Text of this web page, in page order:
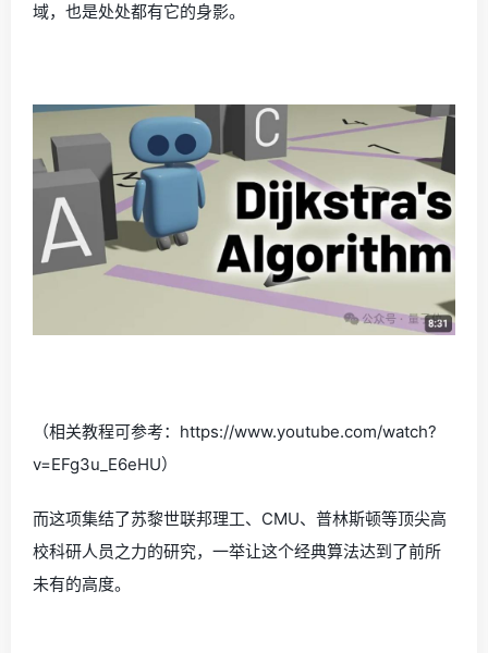
域，也是处处都有它的身影。
（相关教程可参考：https://www.youtube.com/watch?
v=EFg3u_E6eHU）
而这项集结了苏黎世联邦理工、CMU、普林斯顿等顶尖高
校科研人员之力的研究，一举让这个经典算法达到了前所
未有的高度。